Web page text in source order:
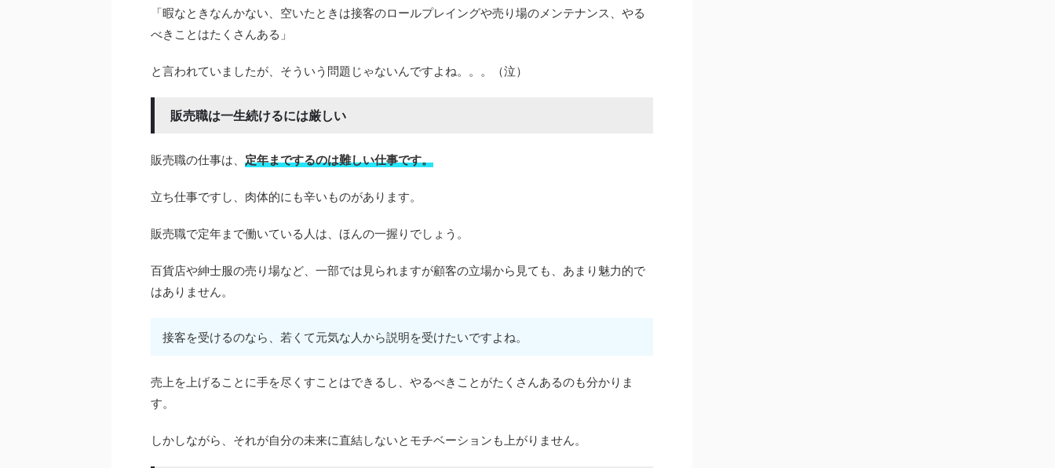
「暇なときなんかない、空いたときは接客のロールプレイングや売り場のメンテナンス、やる
べきことはたくさんある」
と言われていましたが、そういう問題じゃないんですよね。。。（泣）
販売職は一生続けるには厳しい
販売職の仕事は、 定年までするのは難しい仕事です。
立ち仕事ですし、肉体的にも辛いものがあります。
販売職で定年まで働いている人は、ほんの一握りでしょう。
百貨店や紳士服の売り場など、一部では見られますが顧客の立場から見ても、あまり魅力的で
はありません。
接客を受けるのなら、若くて元気な人から説明を受けたいですよね。
売上を上げることに手を尽くすことはできるし、やるべきことがたくさんあるのも分かりま
す。
しかしながら、それが自分の未来に直結しないとモチベーションも上がりません。